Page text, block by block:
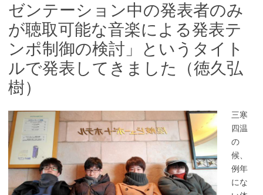
ゼンテーション中の発表者のみ
が聴取可能な音楽による発表テ
ンポ制御の検討」というタイト
ルで発表してきました（徳久弘
樹）
三寒
四温
の
候、
例年
にな